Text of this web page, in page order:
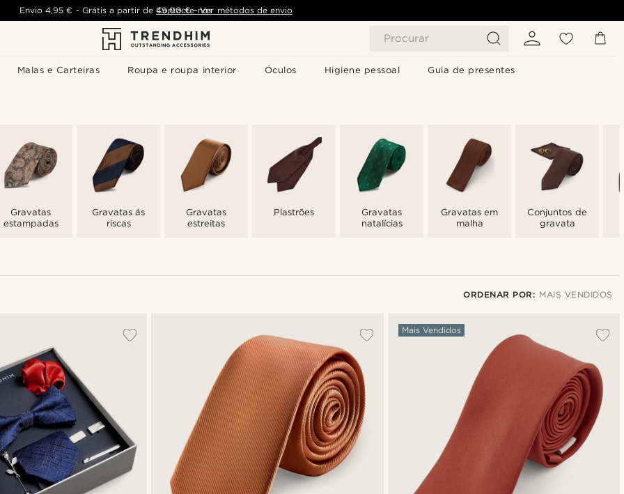
Procurar
Malas e Carteiras Roupa e roupa interior Óculos Higiene pessoal Guia de presentes
Envio 4,95 € - Grátis a partir de 49,00 € - Ver métodos de envio
Contacte-nos
Gravatas
estampadas
Gravatas ás
riscas
Gravatas
estreitas
Plastrões
Gravatas
natalícias
Gravatas em
malha
Conjuntos de
gravata
ORDENAR POR: MAIS VENDIDOS
Novidades
Preço mais baixo
Mais Vendidos